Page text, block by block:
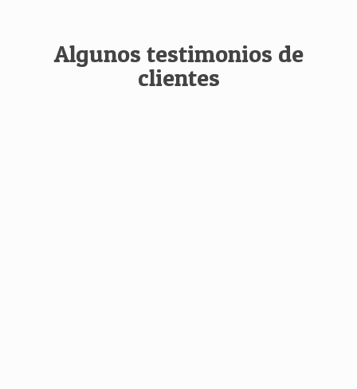
Algunos testimonios de
clientes